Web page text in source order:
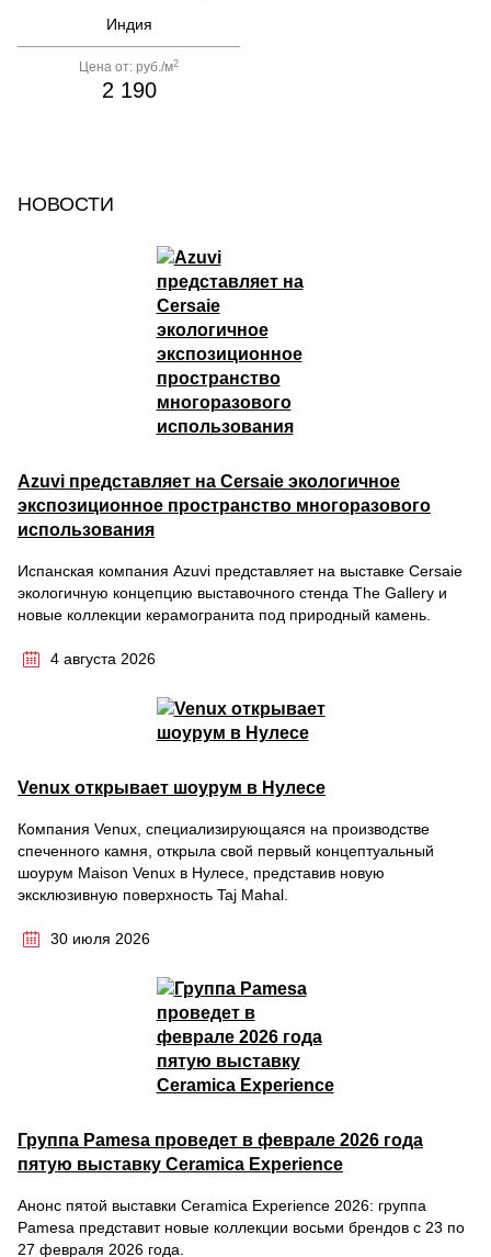
Индия
Цена от:
2 190
руб./м2
НОВОСТИ
Azuvi представляет на Cersaie экологичное
экспозиционное пространство многоразового
использования
Испанская компания Azuvi представляет на выставке Cersaie
экологичную концепцию выставочного стенда The Gallery и
новые коллекции керамогранита под природный камень.
4 августа 2026
Venux открывает шоурум в Нулесе
Компания Venux, специализирующаяся на производстве
спеченного камня, открыла свой первый концептуальный
шоурум Maison Venux в Нулесе, представив новую
эксклюзивную поверхность Taj Mahal.
30 июля 2026
Группа Pamesa проведет в феврале 2026 года
пятую выставку Ceramica Experience
Анонс пятой выставки Ceramica Experience 2026: группа
Pamesa представит новые коллекции восьми брендов с 23 по
27 февраля 2026 года.